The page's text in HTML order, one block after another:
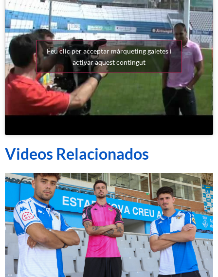
Feu clic per acceptar màrqueting galetes i
activar aquest contingut
Videos Relacionados